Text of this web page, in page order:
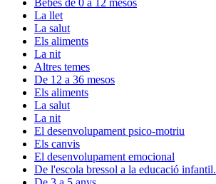
Bebès de 0 a 12 mesos
La llet
La salut
Els aliments
La nit
Altres temes
De 12 a 36 mesos
Els aliments
La salut
La nit
El desenvolupament psico-motriu
Els canvis
El desenvolupament emocional
De l'escola bressol a la educació infantil.